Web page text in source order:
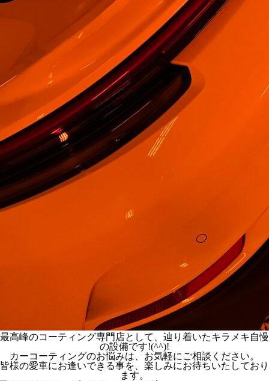
最高峰のコーティング専門店として、辿り着いたキラメキ自慢
の設備です!(^^)!
カーコーティングのお悩みは、お気軽にご相談ください。
皆様の愛車にお逢いできる事を、楽しみにお待ちいたしており
ます。